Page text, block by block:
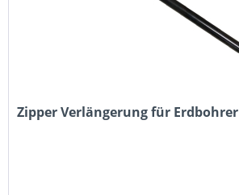
Zipper Verlängerung für Erdbohrer